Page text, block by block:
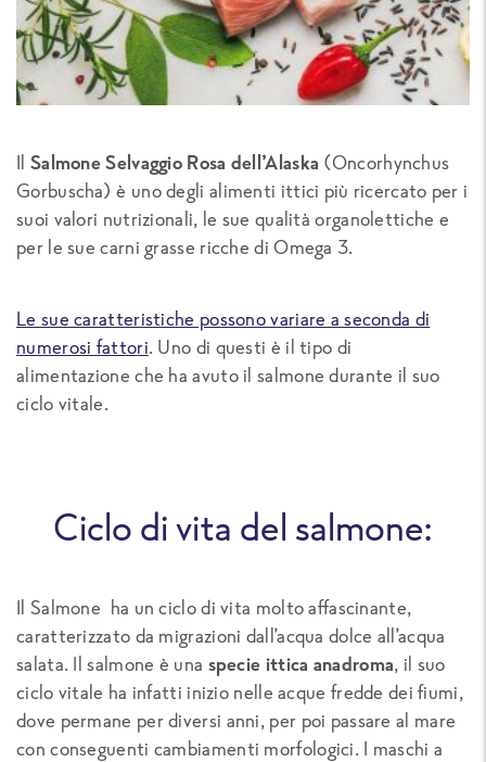
Il Salmone Selvaggio Rosa dell’Alaska (Oncorhynchus
Gorbuscha) è uno degli alimenti ittici più ricercato per i
suoi valori nutrizionali, le sue qualità organolettiche e
per le sue carni grasse ricche di Omega 3.
Le sue caratteristiche possono variare a seconda di
numerosi fattori. Uno di questi è il tipo di
alimentazione che ha avuto il salmone durante il suo
ciclo vitale.
Ciclo di vita del salmone:
Il Salmone ha un ciclo di vita molto affascinante,
caratterizzato da migrazioni dall’acqua dolce all’acqua
salata. Il salmone è una specie ittica anadroma, il suo
ciclo vitale ha infatti inizio nelle acque fredde dei fiumi,
dove permane per diversi anni, per poi passare al mare
con conseguenti cambiamenti morfologici. I maschi a